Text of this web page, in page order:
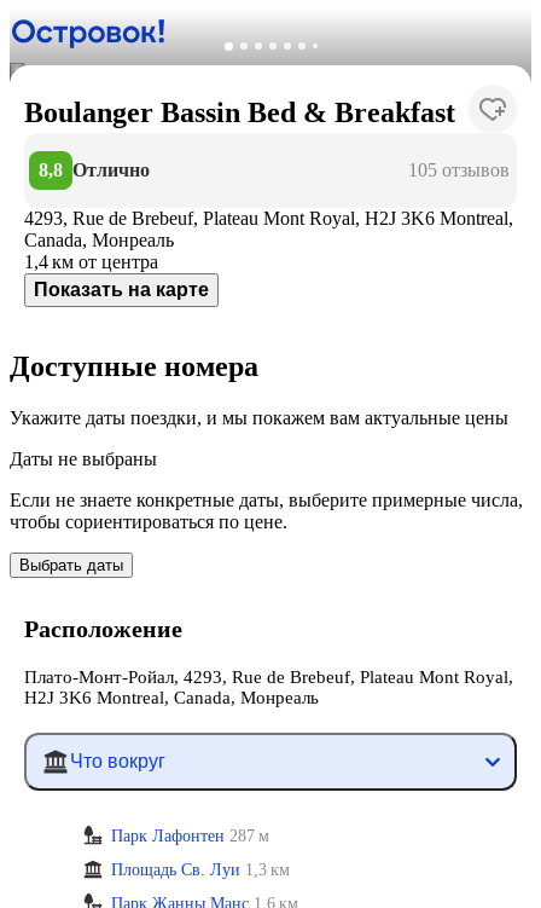
Boulanger Bassin Bed & Breakfast
8,8 Отлично 105 отзывов
4293, Rue de Brebeuf, Plateau Mont Royal, H2J 3K6 Montreal,
Canada, Монреаль
1,4 км от центра
Показать на карте
Доступные номера
Укажите даты поездки, и мы покажем вам актуальные цены
Даты не выбраны
Если не знаете конкретные даты, выберите примерные числа,
чтобы сориентироваться по цене.
Выбрать даты
Расположение
Плато-Монт-Ройал, 4293, Rue de Brebeuf, Plateau Mont Royal,
H2J 3K6 Montreal, Canada, Монреаль
Что вокруг
Парк Лафонтен 287 м
Площадь Св. Луи 1,3 км
Парк Жанны Манс 1,6 км